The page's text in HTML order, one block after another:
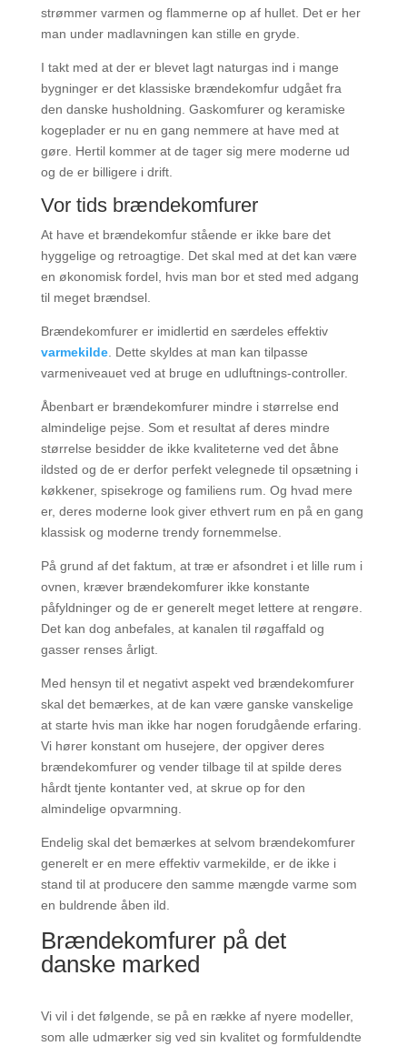
strømmer varmen og flammerne op af hullet. Det er her
man under madlavningen kan stille en gryde.
I takt med at der er blevet lagt naturgas ind i mange
bygninger er det klassiske brændekomfur udgået fra
den danske husholdning. Gaskomfurer og keramiske
kogeplader er nu en gang nemmere at have med at
gøre. Hertil kommer at de tager sig mere moderne ud
og de er billigere i drift.
Vor tids brændekomfurer
At have et brændekomfur stående er ikke bare det
hyggelige og retroagtige. Det skal med at det kan være
en økonomisk fordel, hvis man bor et sted med adgang
til meget brændsel.
Brændekomfurer er imidlertid en særdeles effektiv
varmekilde. Dette skyldes at man kan tilpasse
varmeniveauet ved at bruge en udluftnings-controller.
Åbenbart er brændekomfurer mindre i størrelse end
almindelige pejse. Som et resultat af deres mindre
størrelse besidder de ikke kvaliteterne ved det åbne
ildsted og de er derfor perfekt velegnede til opsætning i
køkkener, spisekroge og familiens rum. Og hvad mere
er, deres moderne look giver ethvert rum en på en gang
klassisk og moderne trendy fornemmelse.
På grund af det faktum, at træ er afsondret i et lille rum i
ovnen, kræver brændekomfurer ikke konstante
påfyldninger og de er generelt meget lettere at rengøre.
Det kan dog anbefales, at kanalen til røgaffald og
gasser renses årligt.
Med hensyn til et negativt aspekt ved brændekomfurer
skal det bemærkes, at de kan være ganske vanskelige
at starte hvis man ikke har nogen forudgående erfaring.
Vi hører konstant om husejere, der opgiver deres
brændekomfurer og vender tilbage til at spilde deres
hårdt tjente kontanter ved, at skrue op for den
almindelige opvarmning.
Endelig skal det bemærkes at selvom brændekomfurer
generelt er en mere effektiv varmekilde, er de ikke i
stand til at producere den samme mængde varme som
en buldrende åben ild.
Brændekomfurer på det
danske marked
Vi vil i det følgende, se på en række af nyere modeller,
som alle udmærker sig ved sin kvalitet og formfuldendte